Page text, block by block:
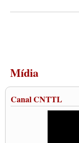
Mídia
Canal CNTTL